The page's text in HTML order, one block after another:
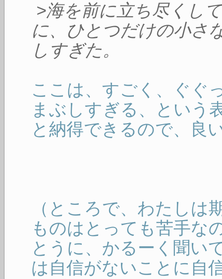
>海を前に立ち尽くし
に、ひとつだけの小さ
しすぎた。
ここは、すごく、ぐぐ
まぶしすぎる、という
と納得できるので、良
（ところで、わたしは
ものはとっても苦手な
とうに、かるーく聞い
は自信がないことに自